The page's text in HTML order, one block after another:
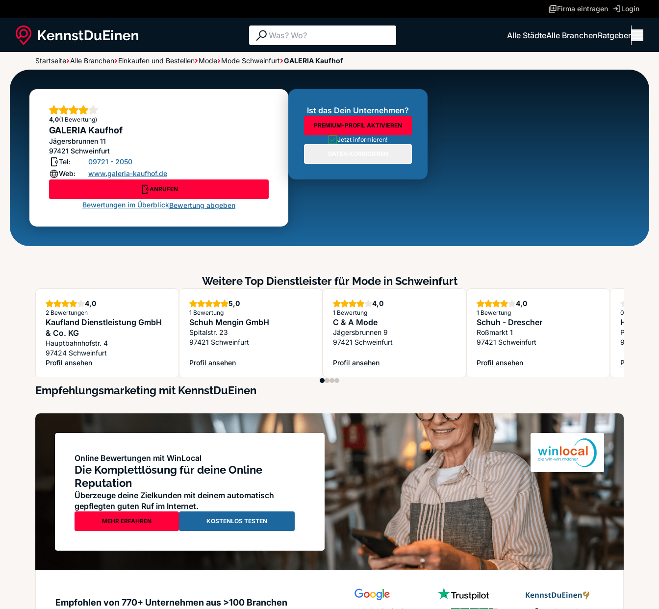
Firma eintragen Login
Suche: Was? Wo?
Alle StädteAlle BranchenRatgeber
Startseite Alle Branchen Einkaufen und Bestellen Mode Mode Schweinfurt GALERIA Kaufhof
GALERIA Kaufhof
4,0
Sterne
(1 Bewertung)
GALERIA Kaufhof
Jägersbrunnen 11
97421 Schweinfurt
Tel:
09721 - 2050
Web:
www.galeria-kaufhof.de
ANRUFEN
Bewertungen im ÜberblickBewertung abgeben
Ist das Dein Unternehmen?
PREMIUM-PROFIL AKTIVIEREN
Jetzt informieren!
Weitere Top Dienstleister für Mode in Schweinfurt
4,0Sterne
2 Bewertungen
Kaufland Dienstleistung GmbH
& Co. KG
Hauptbahnhofstr. 4
97424 Schweinfurt
Profil ansehen
: Kaufland Dienstleistung GmbH & Co. KG
5,0Sterne
1 Bewertung
Schuh Mengin GmbH
Spitalstr. 23
97421 Schweinfurt
Profil ansehen
: Schuh Mengin GmbH
4,0Sterne
1 Bewertung
C & A Mode
Jägersbrunnen 9
97421 Schweinfurt
Profil ansehen
: C & A Mode
4,0Sterne
1 Bewertung
Schuh - Drescher
Roßmarkt 1
97421 Schweinfurt
Profil ansehen
: Schuh - Drescher
0
H&M
Postplatz
97421
Profil
: H&M
Empfehlungsmarketing mit KennstDuEinen
Online Bewertungen mit WinLocal
Die Komplettlösung für deine Online
Reputation
Überzeuge deine Zielkunden mit deinem automatisch
gepflegten guten Ruf im Internet.
MEHR ERFAHREN KOSTENLOS TESTEN
Empfohlen von 770+ Unternehmen aus >100 Branchen